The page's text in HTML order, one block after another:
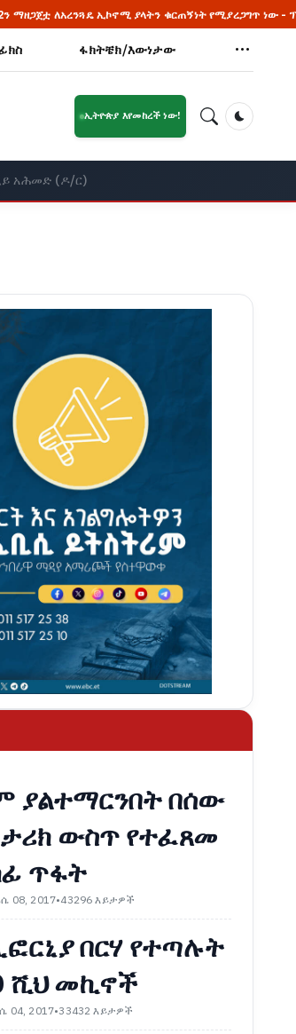
ኢኮኖሚ ያላትን ቁርጠኝነት የሚያረጋግጥ ነው - ፕላንና ልማት ሚኒስቴር
ፋክትቼክ/እውነታው
ኢትዮጵያ እየመከረች ነው!
Dark
አሕመድ (ዶ/ር)
ያልተማርንበት በሰው
ውስጥ የተፈጸመ
ጥፋት
08, 2017•43296 እይታዎች
በርሃ የተጣሉት
ሺህ መኪኖች
04, 2017•33432 እይታዎች